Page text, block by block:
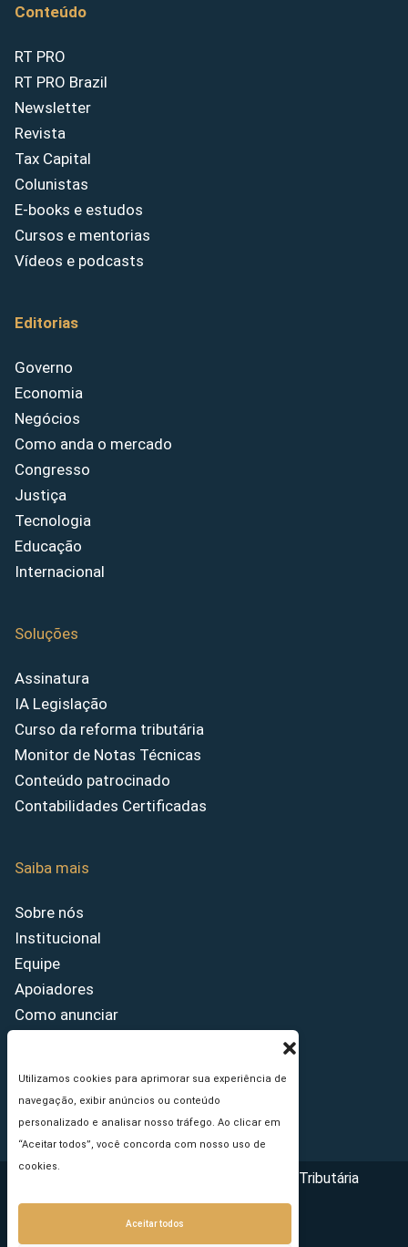
Utilizamos cookies para aprimorar sua experiência de
navegação, exibir anúncios ou conteúdo
personalizado e analisar nosso tráfego. Ao clicar em
“Aceitar todos”, você concorda com nosso uso de
cookies.
Aceitar todos
Conteúdo
RT PRO
RT PRO Brazil
Newsletter
Revista
Tax Capital
Colunistas
E-books e estudos
Cursos e mentorias
Vídeos e podcasts
Editorias
Governo
Economia
Negócios
Como anda o mercado
Congresso
Justiça
Tecnologia
Educação
Internacional
Soluções
Assinatura
IA Legislação
Curso da reforma tributária
Monitor de Notas Técnicas
Conteúdo patrocinado
Contabilidades Certificadas
Saiba mais
Sobre nós
Institucional
Equipe
Apoiadores
Como anunciar
Princípios Editoriais
Copyright © 2026 - Portal da Reforma Tributária